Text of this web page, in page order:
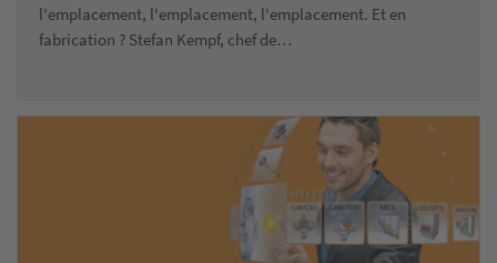
l'emplacement, l'emplacement, l'emplacement. Et en
fabrication ? Stefan Kempf, chef de…